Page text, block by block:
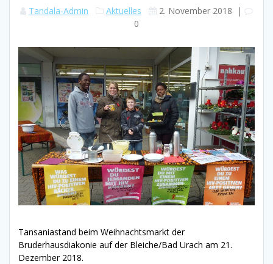
Tandala-Admin Aktuelles 2. November 2018 |
0
Tansaniastand beim Weihnachtsmarkt der
Bruderhausdiakonie auf der Bleiche/Bad Urach am 21.
Dezember 2018.